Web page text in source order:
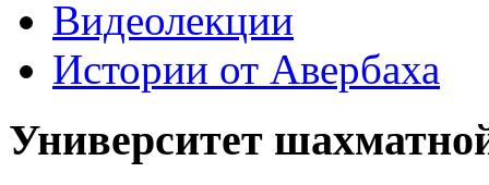
Видеолекции
Истории от Авербаха
Университет